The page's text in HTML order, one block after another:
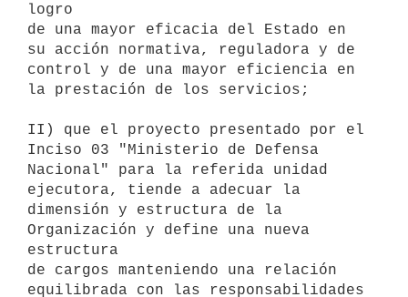
logro
de una mayor eficacia del Estado en
su acción normativa, reguladora y de
control y de una mayor eficiencia en
la prestación de los servicios;
II) que el proyecto presentado por el
Inciso 03 "Ministerio de Defensa
Nacional" para la referida unidad
ejecutora, tiende a adecuar la
dimensión y estructura de la
Organización y define una nueva
estructura
de cargos manteniendo una relación
equilibrada con las responsabilidades